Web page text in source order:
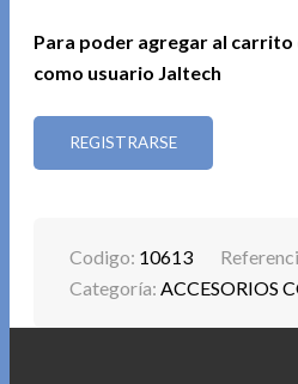
Para poder agregar al
como usuario Jaltech
REGISTRARSE
Codigo: 10613
Categoría: ACCESORIOS